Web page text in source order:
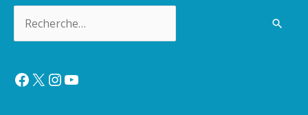
Facebook
X Instagram
YouTube